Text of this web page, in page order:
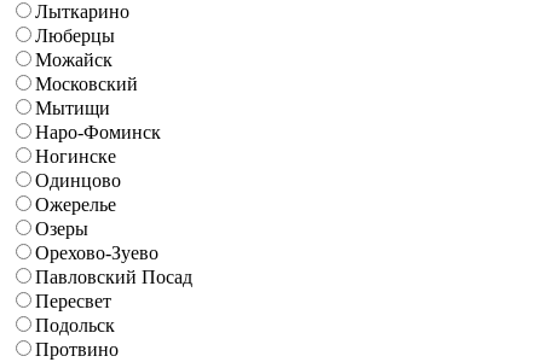
Лыткарино
Люберцы
Можайск
Московский
Мытищи
Наро-Фоминск
Ногинске
Одинцово
Ожерелье
Озеры
Орехово-Зуево
Павловский Посад
Пересвет
Подольск
Протвино